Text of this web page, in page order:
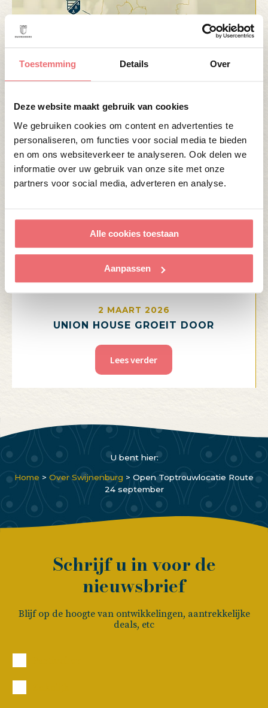
Toestemming Details Over
Deze website maakt gebruik van cookies
We gebruiken cookies om content en advertenties te
personaliseren, om functies voor social media te bieden
en om ons websiteverkeer te analyseren. Ook delen we
informatie over uw gebruik van onze site met onze
partners voor social media, adverteren en analyse.
Alle cookies toestaan
Aanpassen
APRIL
Lees verder
2 MAART 2026
UNION HOUSE GROEIT DOOR
Lees verder
U bent hier:
Home > Over Swijnenburg > Open Toptrouwlocatie Route
24 september
Schrijf u in voor de
nieuwsbrief
Blijf op de hoogte van ontwikkelingen, aantrekkelijke
deals, etc